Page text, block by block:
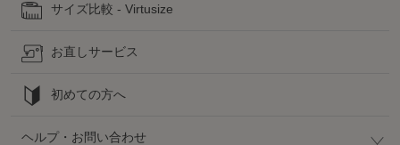
サイズ比較 - Virtusize
お直しサービス
初めての方へ
ヘルプ・お問い合わせ